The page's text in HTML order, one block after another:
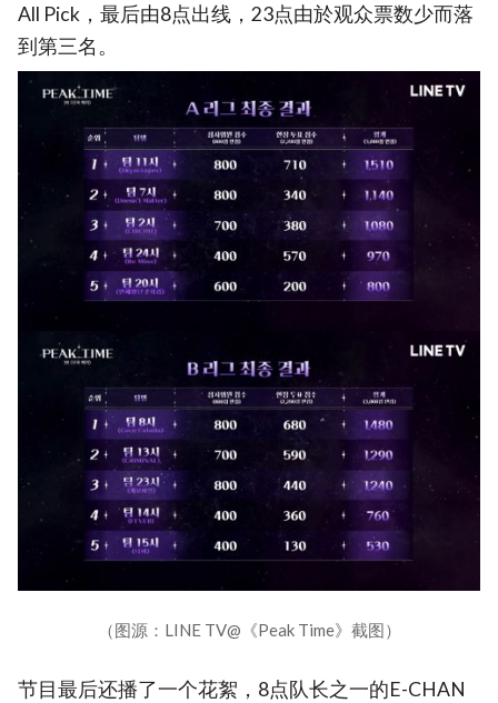
All Pick，最后由8点出线，23点由於观众票数少而落
到第三名。
（图源：LINE TV@《Peak Time》截图）
节目最后还播了一个花絮，8点队长之一的E-CHAN